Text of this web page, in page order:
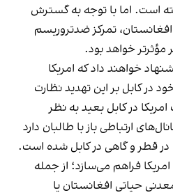
است. اما با توجه به گسترش
تمرکز ضدتروریسم
مؤثرتر خواهد بود.
خواهند داد که امریکا
در کابل بر این تهدید نظارت
در کابل بعید به نظر
ارتباطی باز با طالبان دارد
در قطر و گاهی در کابل شده است.
فراهم می‌سازد؛ از جمله
حیاتی افغانستان یا